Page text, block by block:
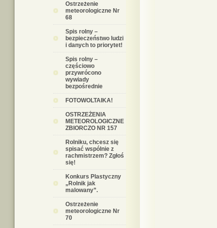
Ostrzeżenie
meteorologiczne Nr
68
Spis rolny –
bezpieczeństwo ludzi
i danych to priorytet!
Spis rolny –
częściowo
przywrócono
wywiady
bezpośrednie
FOTOWOLTAIKA!
OSTRZEŻENIA
METEOROLOGICZNE
ZBIORCZO NR 157
Rolniku, chcesz się
spisać wspólnie z
rachmistrzem? Zgłoś
się!
Konkurs Plastyczny
„Rolnik jak
malowany”.
Ostrzeżenie
meteorologiczne Nr
70